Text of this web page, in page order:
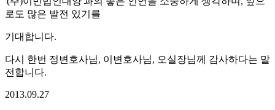
로도 많은 발전 있기를
기대합니다.
다시 한번 정변호사님, 이변호사님, 오실장님께 감사하다는 말
전합니다.
2013.09.27